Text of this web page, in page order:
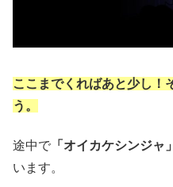
ここまでくればあと少し！
う。
途中で 「オイカケシンジャ」
います。